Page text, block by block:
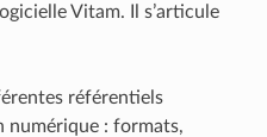
Vitam. Il s’articule
référentiels
numérique : formats,